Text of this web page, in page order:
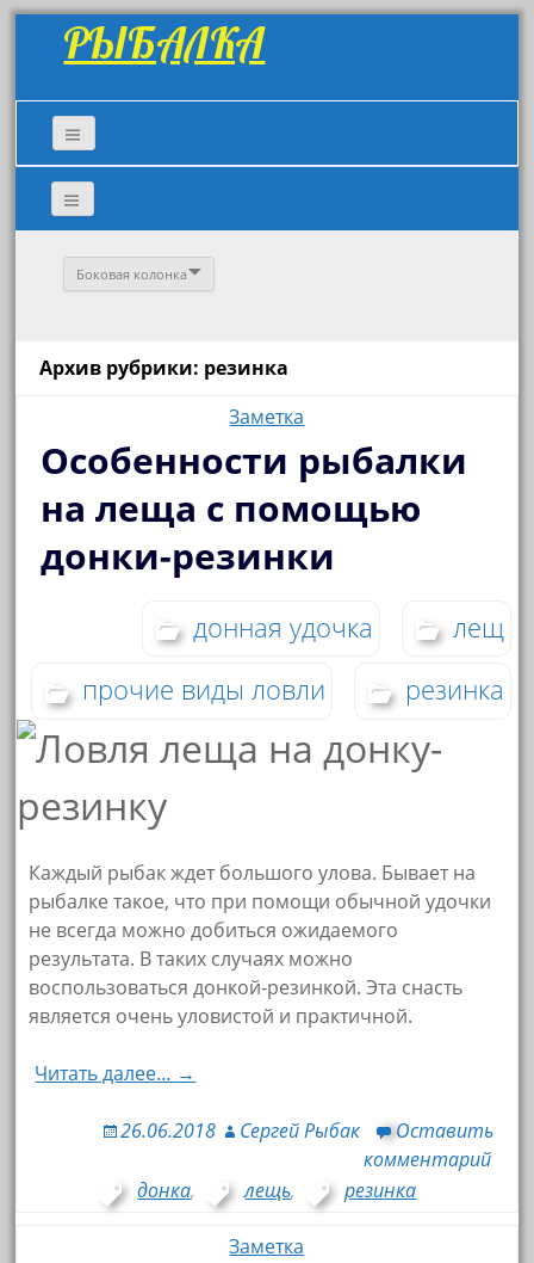
РЫБАЛКА
Боковая колонка
Архив рубрики: резинка
Заметка
Особенности рыбалки
на леща с помощью
донки-резинки
донная удочка
лещ
прочие виды ловли
резинка
Каждый рыбак ждет большого улова. Бывает на
рыбалке такое, что при помощи обычной удочки
не всегда можно добиться ожидаемого
результата. В таких случаях можно
воспользоваться донкой-резинкой. Эта снасть
является очень уловистой и практичной.
Читать далее… →
26.06.2018 Сергей Рыбак
Оставить
комментарий
донка, лещь, резинка
Заметка